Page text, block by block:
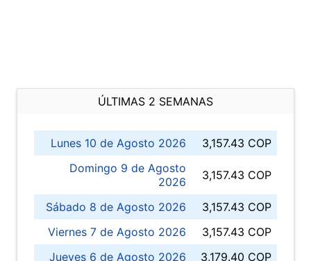
ÚLTIMAS 2 SEMANAS
Lunes 10 de Agosto 2026
3,157.43 COP
Domingo 9 de Agosto
2026
3,157.43 COP
Sábado 8 de Agosto 2026
3,157.43 COP
Viernes 7 de Agosto 2026
3,157.43 COP
Jueves 6 de Agosto 2026
3,179.40 COP